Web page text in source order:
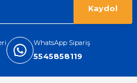
Kaydol
WhatsApp Sipariş
5545858119